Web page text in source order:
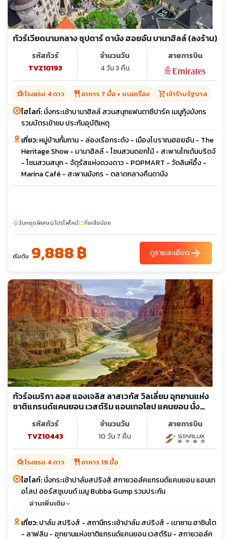
ทัวร์เวียดนามกลาง ซุปตาร์ ดานัง ฮอยอัน บานาฮิลล์ (ลงร้าน)
รหัสทัวร์
TVZ10193
จำนวนวัน
4 วัน 3 คืน
สายการบิน
hotel_classโรงแรม 4 ดาว restaurant อาหาร 7 มื้อ + บนเครื่อง shopping_cartเข้าร้านรัฐบาล
ไฮไลท์:นั่งกระเช้าบานาฮิลล์ สวนสนุกแฟนตาซีปาร์ค เมนูกุ้งมังกร
รวมบัตรเข้าชม ประกันอุบัติเหตุ
เที่ยว:หมู่บ้านกั้มทาน - ล่องเรือกระดัง - เมืองโบราณฮอยอัน - The
Heritage Show - บานาฮิลล์ - โซนสวนดอกไม้ - สะพานโกเด้นบริดจ์
- โซนสวนสนุก - จัตุรัสแห่งดวงดาว - POPMART - วัดลินห์อึ้ง -
Marina Café - สะพานมังกร - ตลาดกลางคืนดานัง
sunnyวันหยุดพิเศษlocal_fire_departmentโปรไฟไหม้confirmation_numberที่เหลือน้อย
เริ่มต้น 9,888 ฿ ดูรายละเอียดarrow_forward
ทัวร์อเมริกา ลอส แองเจลิส ลาสเวกัส วิลเลี่ยม อุทยานแห่ง
ชาติแกรนด์แคนยอน เวสต์ริม แอนเทอโลป แคนยอน นั่ง
กระเช้าหมุนเขาซาน ฮาซินโต
รหัสทัวร์
TVZ10443
จำนวนวัน
10 วัน 7 คืน
สายการบิน
hotel_classโรงแรม 4 ดาว restaurant อาหาร 19 มื้อ
ไฮไลท์:นั่งกระเช้าปาล์มสปริงส์ สกายวอล์คแกรนด์แคนยอน แอนเท
อโลป ฮอร์สชูเบนด์ เมนู Bubba Gump รวมประกัน
อ่านเพิ่มเติม
เที่ยว:ปาล์ม สปริงส์ - สถานีกระเช้าปาล์ม สปริงส์ - เขาซาน ฮาซินโต
- ลาฟลิน - อุทยานแห่งชาติแกรนด์แคนยอน เวสต์ริม - สกายวอล์ค